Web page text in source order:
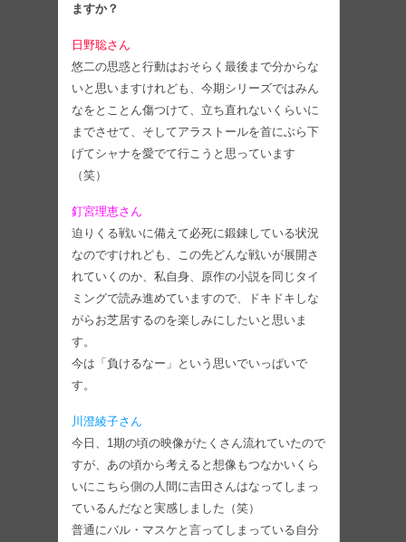
ますか？
日野聡さん
悠二の思惑と行動はおそらく最後まで分からな
いと思いますけれども、今期シリーズではみん
なをとことん傷つけて、立ち直れないくらいに
までさせて、そしてアラストールを首にぶら下
げてシャナを愛でて行こうと思っています
（笑）
釘宮理恵さん
迫りくる戦いに備えて必死に鍛錬している状況
なのですけれども、この先どんな戦いが展開さ
れていくのか、私自身、原作の小説を同じタイ
ミングで読み進めていますので、ドキドキしな
がらお芝居するのを楽しみにしたいと思いま
す。
今は「負けるなー」という思いでいっぱいで
す。
川澄綾子さん
今日、1期の頃の映像がたくさん流れていたので
すが、あの頃から考えると想像もつなかいくら
いにこちら側の人間に吉田さんはなってしまっ
ているんだなと実感しました（笑）
普通にバル・マスケと言ってしまっている自分